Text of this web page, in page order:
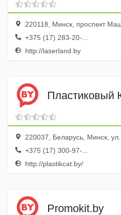
220118, Минск, проспект
+375 (17) 283-20-...
http://laserland.by
Пластиковый
220037, Беларусь, Минск,
+375 (17) 300-97-...
http://plastikcat.by/
Promokit.by